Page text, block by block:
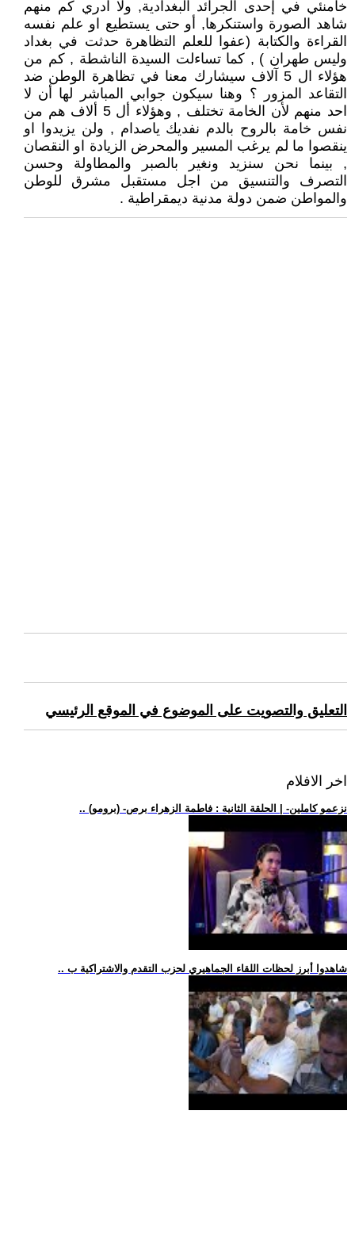
خامنئي في إحدى الجرائد البغدادية, ولا ادري كم منهم
شاهد الصورة واستنكرها, أو حتى يستطيع او علم نفسه
القراءة والكتابة (عفوا للعلم التظاهرة حدثت في بغداد
وليس طهران ) , كما تساءلت السيدة الناشطة , كم من
هؤلاء ال 5 آلاف سيشارك معنا في تظاهرة الوطن ضد
التقاعد المزور ؟ وهنا سيكون جوابي المباشر لها أن لا
احد منهم لأن الخامة تختلف , وهؤلاء أل 5 ألاف هم من
نفس خامة بالروح بالدم نفديك ياصدام , ولن يزيدوا او
ينقصوا ما لم يرغب المسير والمحرض الزيادة او النقصان
, بينما نحن سنزيد ونغير بالصبر والمطاولة وحسن
التصرف والتنسيق من اجل مستقبل مشرق للوطن
والمواطن ضمن دولة مدنية ديمقراطية .
التعليق والتصويت على الموضوع في الموقع الرئيسي
اخر الافلام
.. (برومو) -نزعمو كاملين- | الحلقة الثانية : فاطمة الزهراء برص
.. شاهدوا أبرز لحظات اللقاء الجماهيري لحزب التقدم والاشتراكية ب